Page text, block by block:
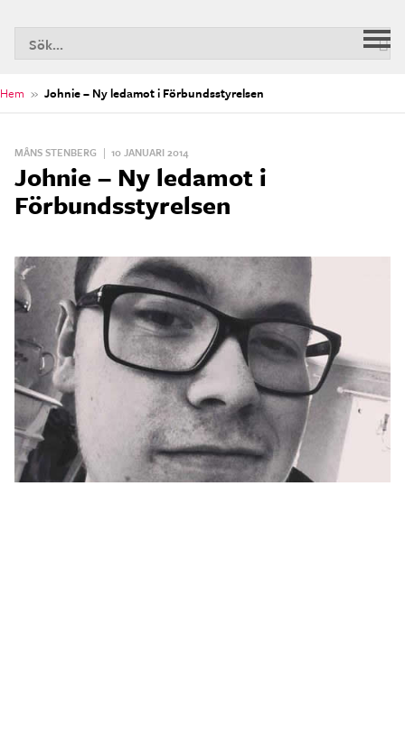
Hem » Johnie – Ny ledamot i Förbundsstyrelsen
MÅNS STENBERG | 10 JANUARI 2014
Johnie – Ny ledamot i
Förbundsstyrelsen